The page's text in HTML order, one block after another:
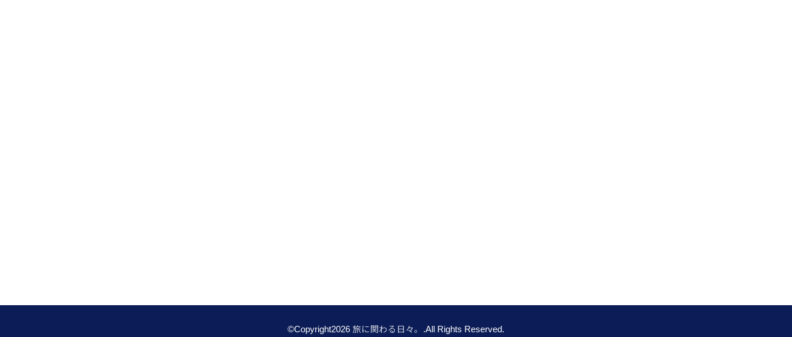
©Copyright2026 旅に関わる日々。 .All Rights Reserved.